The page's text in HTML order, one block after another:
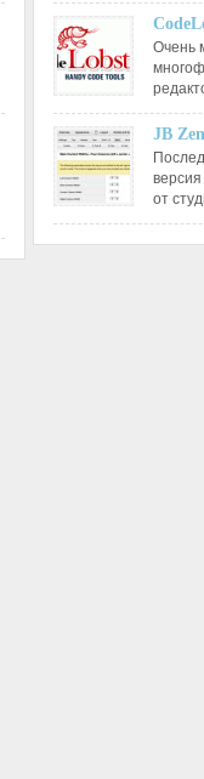
Очень
JB
от